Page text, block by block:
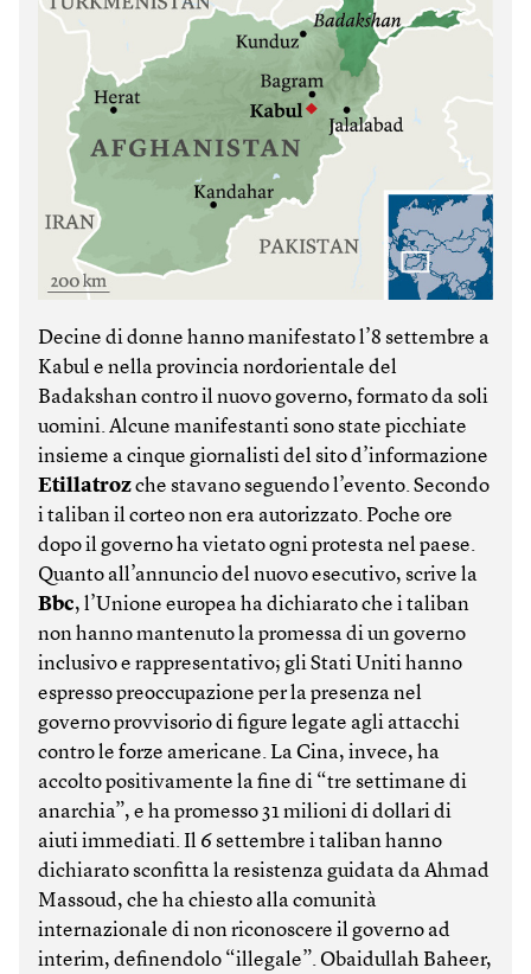
Decine di donne hanno manifestato l’8 settembre a
Kabul e nella provincia nordorientale del
Badakshan contro il nuovo governo, formato da soli
uomini. Alcune manifestanti sono state picchiate
insieme a cinque giornalisti del sito d’informazione
Etillatrozche stavano seguendo l’evento. Secondo
i taliban il corteo non era autorizzato. Poche ore
dopo il governo ha vietato ogni protesta nel paese.
Quanto all’annuncio del nuovo esecutivo, scrive la
Bbc, l’Unione europea ha dichiarato che i taliban
non hanno mantenuto la promessa di un governo
inclusivo e rappresentativo; gli Stati Uniti hanno
espresso preoccupazione per la presenza nel
governo provvisorio di figure legate agli attacchi
contro le forze americane. La Cina, invece, ha
accolto positivamente la fine di “tre settimane di
anarchia”, e ha promesso 31 milioni di dollari di
aiuti immediati. Il 6 settembre i taliban hanno
dichiarato sconfitta la resistenza guidata da Ahmad
Massoud, che ha chiesto alla comunità
internazionale di non riconoscere il governo ad
interim, definendolo “illegale”. Obaidullah Baheer,